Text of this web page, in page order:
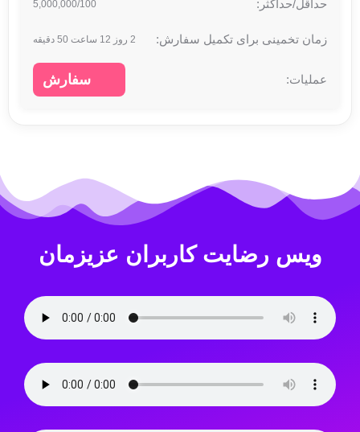
5,000,000/100
2 روز 12 ساعت 50 دقیقه
سفارش
ویس رضایت کاربران عزیزمان